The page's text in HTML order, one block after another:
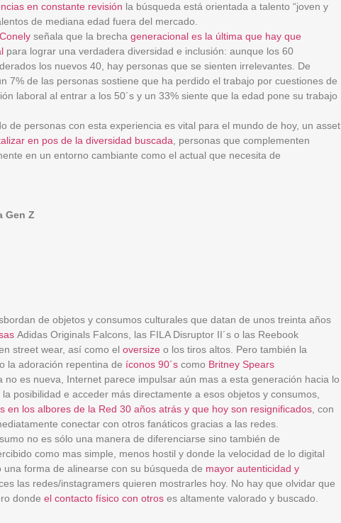
en constante revisión la búsqueda está orientada a talento “joven y
de mediana edad fuera del mercado.
señala que la brechageneracional es la última que hay que
para lograr una verdadera diversidad e inclusión: aunque los 60
los nuevos 40, hay personas que se sienten irrelevantes. De
7% de las personas sostiene que ha perdido el trabajo por cuestiones de
laboral al entrar a los 50´s y un 33% siente que la edad pone su trabajo
de personas con esta experiencia es vital para el mundo de hoy, un asset
en pos de la diversidad buscada, personas que complementen
en un entorno cambiante como el actual que necesita de
Gen Z
de objetos y consumos culturales que datan de unos treinta años
Adidas Originals Falcons, las FILA Disruptor II´s o las Reebook
street wear, así como eloversize o los tiros altos. Pero también la
o la adoración repentina de íconos 90´s como Britney Spears
no es nueva, Internet parece impulsar aún mas a esta generación hacia lo
posibilidad e acceder más directamente a esos objetos y consumos,
en los albores de la Red 30 años atrás y que hoy son resignificados , con
conectar con otros fanáticos gracias a las redes.
no es sólo una manera de diferenciarse sino también de
como mas simple, menos hostil y donde la velocidad de lo digital
forma de alinearse con su búsqueda de mayor autenticidad y
las redes/instagramers quieren mostrarles hoy. No hay que olvidar que
dondeel contacto físico con otros es altamente valorado y buscado.